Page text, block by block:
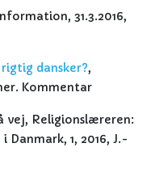
31.3.2016,
dansker?,
Kommentar
vej, Religionslæreren:
1, 2016, J.-